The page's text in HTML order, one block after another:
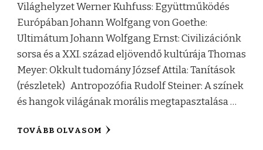
Világhelyzet Werner Kuhfuss: Együttműködés
Európában Johann Wolfgang von Goethe:
Ultimátum Johann Wolfgang Ernst: Civilizációnk
sorsa és a XXI. század eljövendő kultúrája Thomas
Meyer: Okkult tudomány József Attila: Tanítások
(részletek) Antropozófia Rudolf Steiner: A színek
és hangok világának morális megtapasztalása …
TOVÁBB OLVASOM